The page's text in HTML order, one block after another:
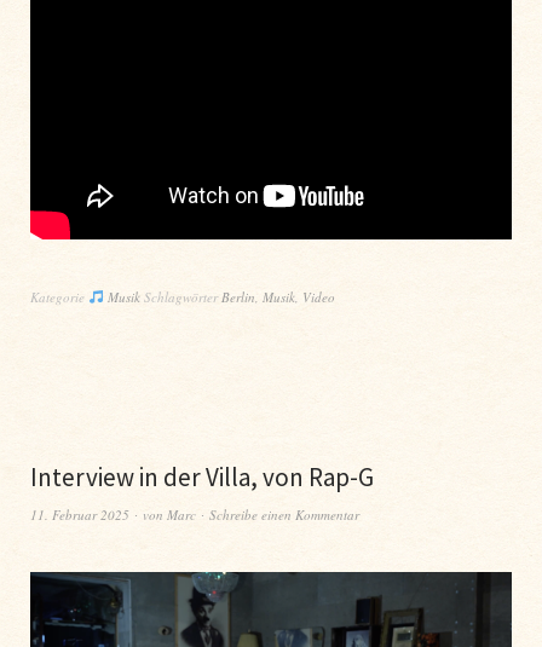
Kategorie Musik SchlagwörterBerlin, Musik, Video
Interview in der Villa, von Rap-G
11. Februar 2025 von Marc Schreibe einen Kommentar